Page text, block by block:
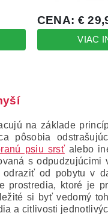
na základe
pôsobia
psiu srsťalebo
s
od pobytu v
prostredia, ktoré je
si byť vedomý
a citlivosti